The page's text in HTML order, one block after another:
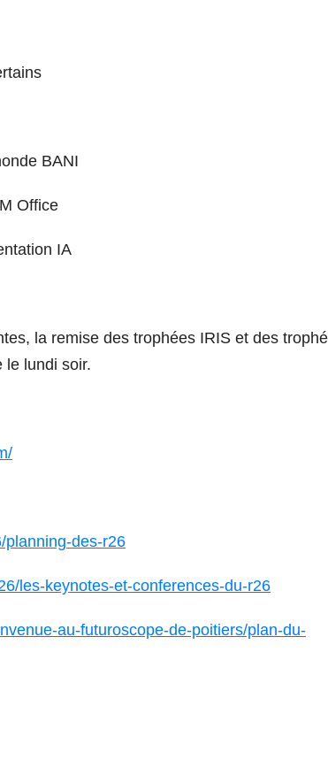
BANI
Office
IA
la remise des trophées IRIS et des
le lundi soir.
planning-des-r26
les-keynotes-et-conferences-du-r26
au-futuroscope-de-poitiers/plan-du-